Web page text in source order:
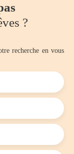
?
recherche en vous